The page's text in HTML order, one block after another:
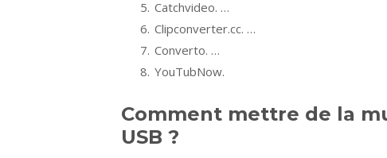
Catchvideo. …
Clipconverter.cc. …
Converto. …
YouTubNow.
Comment mettre de la
USB ?